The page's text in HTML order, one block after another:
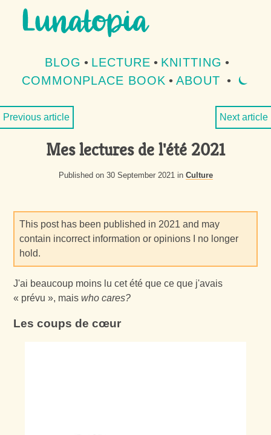
Aller au contenu
Aller au menu
BLOG • LECTURE • KNITTING •
COMMONPLACE BOOK • ABOUT • ⏾
Previous article Next article
Mes lectures de l'été 2021
Published on 30 September 2021 in Culture
This post has been published in 2021 and may
contain incorrect information or opinions I no longer
hold.
J'ai beaucoup moins lu cet été que ce que j'avais
« prévu », maiswho cares?
Les coups de cœur